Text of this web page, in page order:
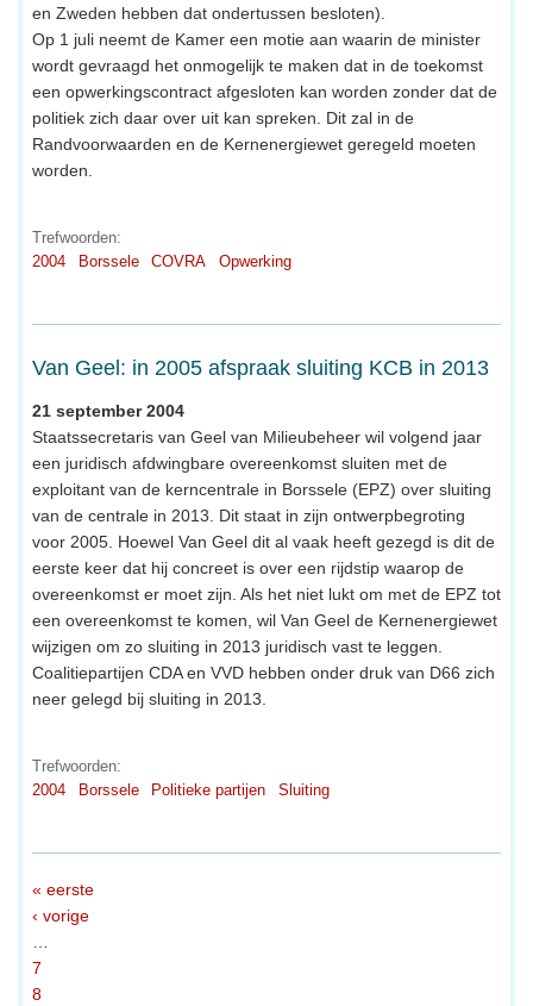
en Zweden hebben dat ondertussen besloten).
Op 1 juli neemt de Kamer een motie aan waarin de minister
wordt gevraagd het onmogelijk te maken dat in de toekomst
een opwerkingscontract afgesloten kan worden zonder dat de
politiek zich daar over uit kan spreken. Dit zal in de
Randvoorwaarden en de Kernenergiewet geregeld moeten
worden.
Trefwoorden:
2004
Borssele COVRA Opwerking
Van Geel: in 2005 afspraak sluiting KCB in 2013
21 september 2004
Staatssecretaris van Geel van Milieubeheer wil volgend jaar
een juridisch afdwingbare overeenkomst sluiten met de
exploitant van de kerncentrale in Borssele (EPZ) over sluiting
van de centrale in 2013. Dit staat in zijn ontwerpbegroting
voor 2005. Hoewel Van Geel dit al vaak heeft gezegd is dit de
eerste keer dat hij concreet is over een rijdstip waarop de
overeenkomst er moet zijn. Als het niet lukt om met de EPZ tot
een overeenkomst te komen, wil Van Geel de Kernenergiewet
wijzigen om zo sluiting in 2013 juridisch vast te leggen.
Coalitiepartijen CDA en VVD hebben onder druk van D66 zich
neer gelegd bij sluiting in 2013.
Trefwoorden:
2004
Borssele Politieke partijen Sluiting
« eerste
‹ vorige
…
7
8